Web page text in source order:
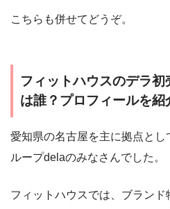
こちらも併せてどうぞ。
フィットハウスのデラ
は誰？プロフィールを紹
愛知県の名古屋を主に拠点と
ループdelaのみなさんでした。
フィットハウスでは、ブランド